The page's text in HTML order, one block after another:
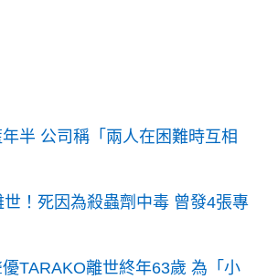
半 公司稱「兩人在困難時互相
！死因為殺蟲劑中毒 曾發4張專
優TARAKO離世終年63歲 為「小